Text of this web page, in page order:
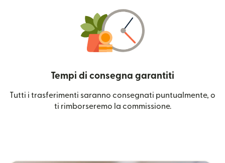
Tempi di consegna garantiti
Tutti i trasferimenti saranno consegnati puntualmente, o
ti rimborseremo la commissione.